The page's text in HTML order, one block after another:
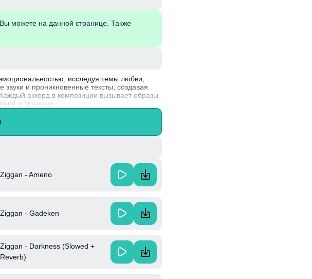
можете на данной странице. Также
исследуя темы любви,
и проникновенные тексты, создавая
аккорд в композиции вызывает образы
и времени.
популярность благодаря необычному
Ziggan - Ameno
Ziggan - Gadeken
Ziggan - Darkness (Slowed +
Reverb)